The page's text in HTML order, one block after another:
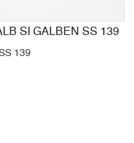
SI GALBEN SS 139
139